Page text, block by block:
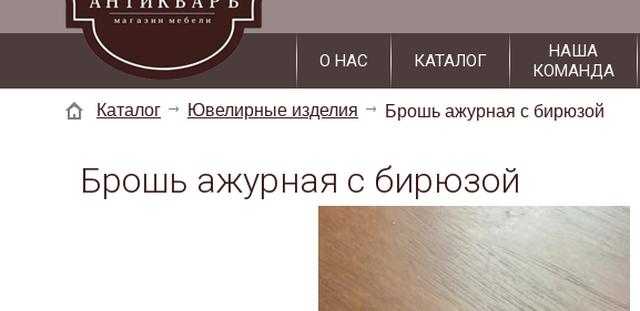
О НАС КАТАЛОГ
НАША
КОМАНДА
Каталог Ювелирные изделия Брошь ажурная с бирюзой
Брошь ажурная с бирюзой